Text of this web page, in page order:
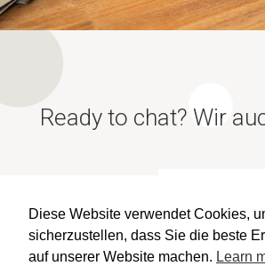
Ready to chat? Wir
Diese Website verwendet Cookies,
sicherzustellen, dass Sie die beste
auf unserer Website machen. Learn